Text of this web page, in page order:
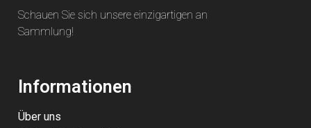
Schauen Sie sich unsere einzigartigen an
Sammlung!
Informationen
Über uns